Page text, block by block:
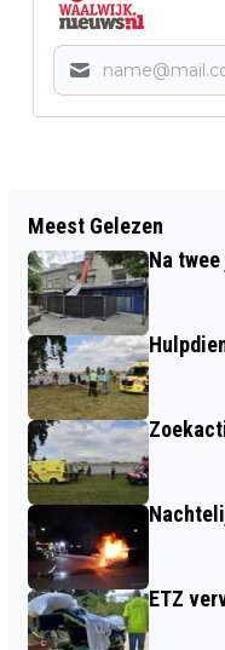
AL 75 JAAR
PATRIA: WILLY
BETROKKEN
Meest Gelezen
Na
ETZ